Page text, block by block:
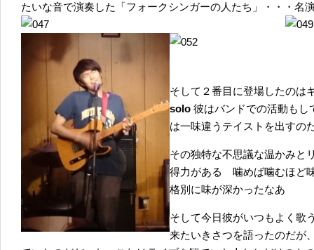
たいな音で演奏した「フォークシンガーの人たち」・・・名
そして２番目に登場したの
solo 彼はバンドでの活動もし
は一味違うテイストを出すの
その独特な不思議な温かみと
得力がある 噛めば噛むほど
格別に味が深かったなあ
そして今日彼がいつもよく歌
来たいきさつを語ったのだが